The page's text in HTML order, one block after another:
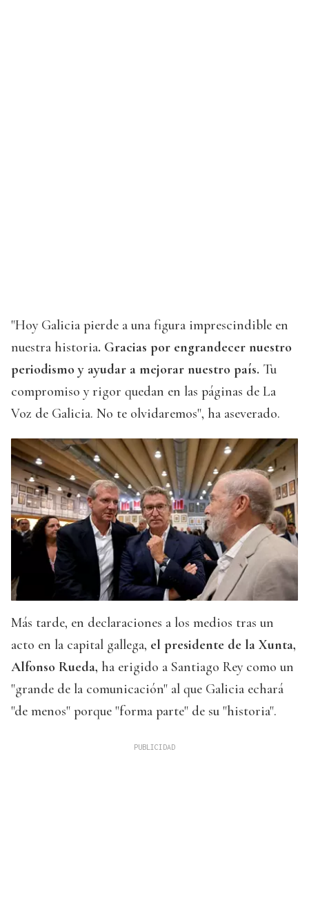
"Hoy Galicia pierde a una figura imprescindible en
nuestra historia. Gracias por engrandecer nuestro
periodismo y ayudar a mejorar nuestro país. Tu
compromiso y rigor quedan en las páginas de La
Voz de Galicia. No te olvidaremos", ha aseverado.
Más tarde, en declaraciones a los medios tras un
acto en la capital gallega, el presidente de la Xunta,
Alfonso Rueda, ha erigido a Santiago Rey como un
"grande de la comunicación" al que Galicia echará
"de menos" porque "forma parte" de su "historia".